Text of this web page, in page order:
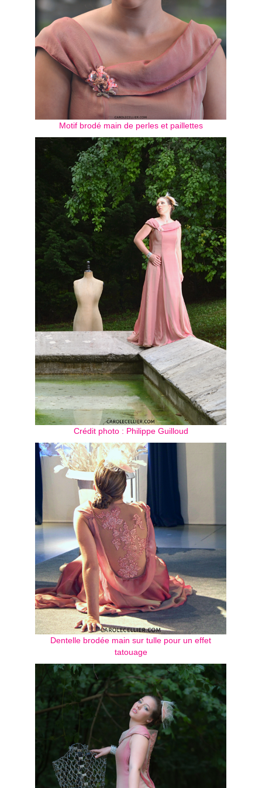
Motif brodé main de perles et paillettes
Crédit photo : Philippe Guilloud
Dentelle brodée main sur tulle pour un effet
tatouage